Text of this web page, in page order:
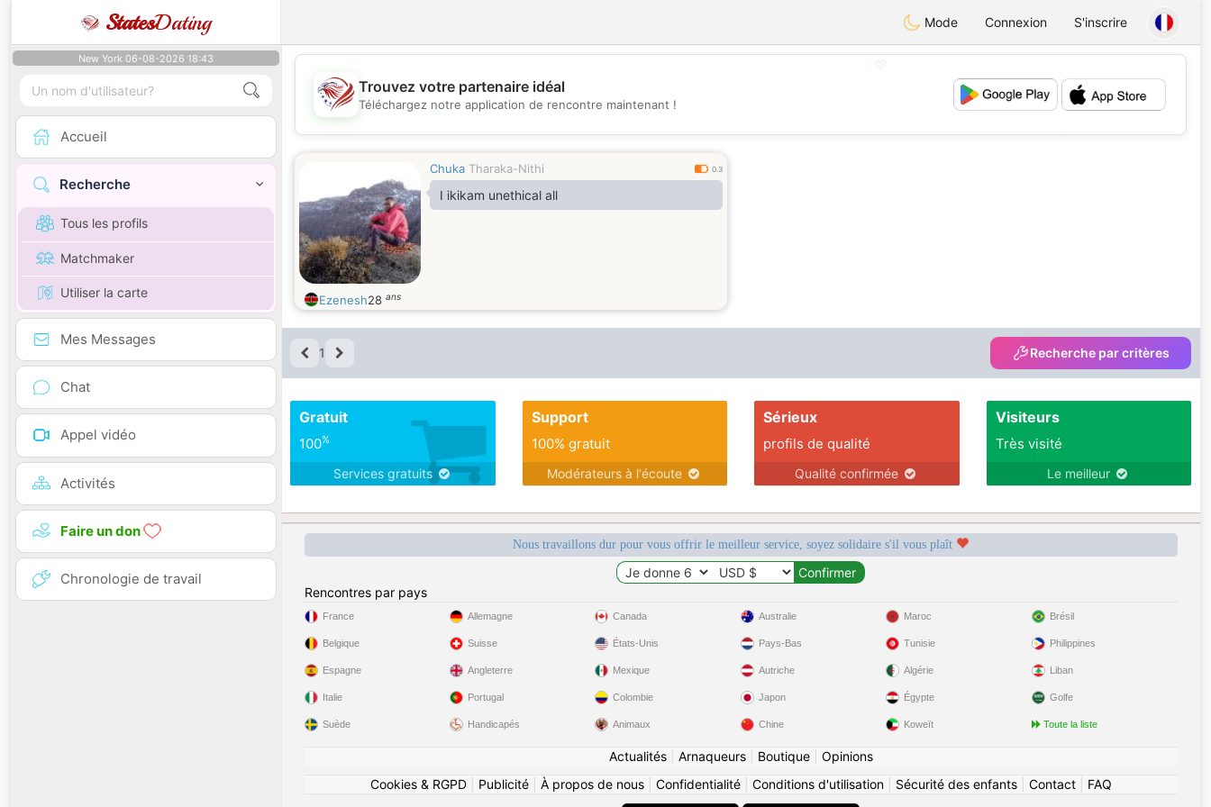
StatesDating Mode Connexion S'inscrire
New York 06-08-2026 18:43
Accueil
Recherche
Tous les profils
Matchmaker
Utiliser la carte
Mes Messages
Chat
Appel vidéo
Activités
Faire un don
Chronologie de travail
💖
💕
Trouvez votre partenaire idéal
Téléchargez notre application de rencontre maintenant !
Chuka Tharaka-Nithi 0.3
I ikikam unethical all
Ezenesh28 ans
1 Recherche par critères
Gratuit
100%
Services gratuits
Support
100% gratuit
Modérateurs à l'écoute
Sérieux
profils de qualité
Qualité confirmée
Visiteurs
Très visité
Le meilleur
Nous travaillons dur pour vous offrir le meilleur service, soyez solidaire s'il vous plaît
Rencontres par pays
France
Belgique
Espagne
Italie
Suède
Allemagne
Suisse
Angleterre
Portugal
Handicapés
Canada
États-Unis
Mexique
Colombie
Animaux
Australie
Pays-Bas
Autriche
Japon
Chine
Maroc
Tunisie
Algérie
Égypte
Koweït
Brésil
Philippines
Liban
Golfe
Toute la liste
Actualités| Arnaqueurs| Boutique| Opinions
Cookies & RGPD| Publicité| À propos de nous| Confidentialité| Conditions d'utilisation| Sécurité des enfants| Contact| FAQ